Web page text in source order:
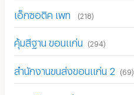
เอ็กซอติค เพท (218)
คุ้มสีฐาน ขอนแก่น (294 )
สำนักงานขนส่งขอนแก่น 2 (69)